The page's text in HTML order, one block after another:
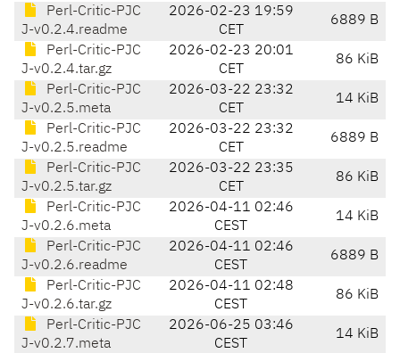
Perl-Critic-PJC
J-v0.2.4.readme
2026-02-23 19:59
CET
6889 B
Perl-Critic-PJC
J-v0.2.4.tar.gz
2026-02-23 20:01
CET
86 KiB
Perl-Critic-PJC
J-v0.2.5.meta
2026-03-22 23:32
CET
14 KiB
Perl-Critic-PJC
J-v0.2.5.readme
2026-03-22 23:32
CET
6889 B
Perl-Critic-PJC
J-v0.2.5.tar.gz
2026-03-22 23:35
CET
86 KiB
Perl-Critic-PJC
J-v0.2.6.meta
2026-04-11 02:46
CEST
14 KiB
Perl-Critic-PJC
J-v0.2.6.readme
2026-04-11 02:46
CEST
6889 B
Perl-Critic-PJC
J-v0.2.6.tar.gz
2026-04-11 02:48
CEST
86 KiB
Perl-Critic-PJC
J-v0.2.7.meta
2026-06-25 03:46
CEST
14 KiB